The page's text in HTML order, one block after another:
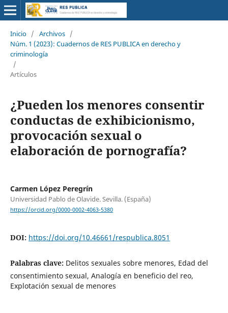
Inicio / Archivos /
Núm. 1 (2023): Cuadernos de RES PUBLICA en derecho y
criminología
/
Artículos
¿Pueden los menores consentir
conductas de exhibicionismo,
provocación sexual o
elaboración de pornografía?
Carmen López Peregrín
Universidad Pablo de Olavide. Sevilla. (España)
https://orcid.org/0000-0002-4063-5380
DOI: https://doi.org/10.46661/respublica.8051
Palabras clave: Delitos sexuales sobre menores, Edad del
consentimiento sexual, Analogía en beneficio del reo,
Explotación sexual de menores